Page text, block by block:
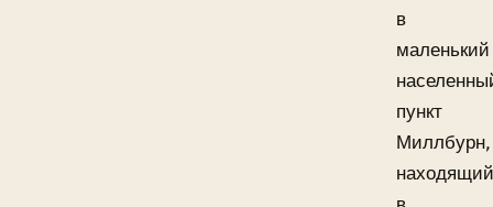
в
маленький
пункт
Миллбурн,